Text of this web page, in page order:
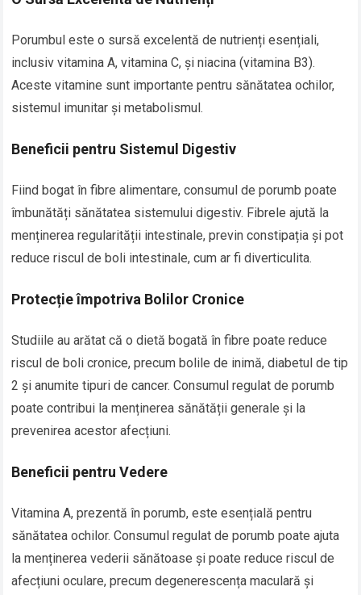
Porumbul este o sursă excelentă de nutrienți esențiali,
inclusiv vitamina A, vitamina C, și niacina (vitamina B3).
Aceste vitamine sunt importante pentru sănătatea ochilor,
sistemul imunitar și metabolismul.
Beneficii pentru Sistemul Digestiv
Fiind bogat în fibre alimentare, consumul de porumb poate
îmbunătăți sănătatea sistemului digestiv. Fibrele ajută la
menținerea regularității intestinale, previn constipația și pot
reduce riscul de boli intestinale, cum ar fi diverticulita.
Protecție împotriva Bolilor Cronice
Studiile au arătat că o dietă bogată în fibre poate reduce
riscul de boli cronice, precum bolile de inimă, diabetul de tip
2 și anumite tipuri de cancer. Consumul regulat de porumb
poate contribui la menținerea sănătății generale și la
prevenirea acestor afecțiuni.
Beneficii pentru Vedere
Vitamina A, prezentă în porumb, este esențială pentru
sănătatea ochilor. Consumul regulat de porumb poate ajuta
la menținerea vederii sănătoase și poate reduce riscul de
afecțiuni oculare, precum degenerescența maculară și